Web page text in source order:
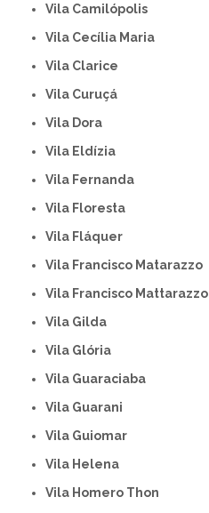
Vila Camilópolis
Vila Cecília Maria
Vila Clarice
Vila Curuçá
Vila Dora
Vila Eldízia
Vila Fernanda
Vila Floresta
Vila Fláquer
Vila Francisco Matarazzo
Vila Francisco Mattarazzo
Vila Gilda
Vila Glória
Vila Guaraciaba
Vila Guarani
Vila Guiomar
Vila Helena
Vila Homero Thon